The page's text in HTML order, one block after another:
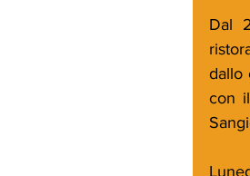
Dal
dallo
con